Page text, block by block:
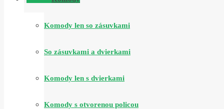
Komody len so zásuvkami
So zásuvkami a dvierkami
Komody len s dvierkami
Komody s otvorenou policou